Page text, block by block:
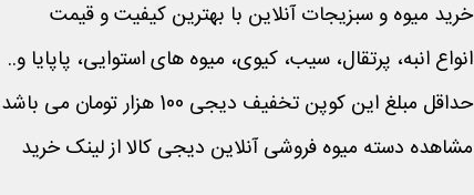
خرید میوه و سبزیجات آنلاین با بهترین کیفیت و قیمت
انواع انبه، پرتقال، سیب، کیوی، میوه های استوایی، پاپایا و..
حداقل مبلغ این کوپن تخفیف دیجی 100 هزار تومان می باشد
مشاهده دسته میوه فروشی آنلاین دیجی کالا از لینک خرید